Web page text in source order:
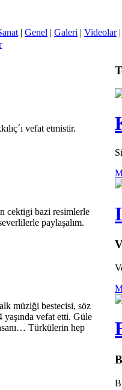
| Genel | Galeri | Videolar
vefat etmistir.
cektigi bazi resimlerle
paylaşalım.
müziği bestecisi, söz
yaşında vefat etti. Güle
Türkülerin hep